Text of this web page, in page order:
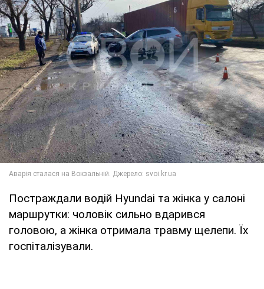
Постраждали водій Hyundai та жінка у салоні
маршрутки: чоловік сильно вдарився
головою, а жінка отримала травму щелепи. Їх
госпіталізували.